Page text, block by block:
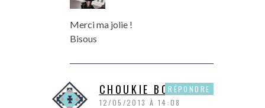
Merci ma jolie !
Bisous
CHOUKIE BONBON
12/05/2013 À 14:08
RÉPONDRE